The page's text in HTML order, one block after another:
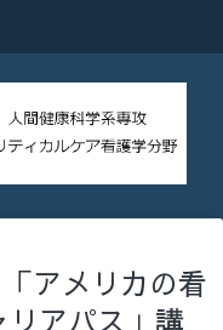
アメリカの看
アパス」講